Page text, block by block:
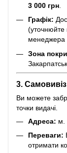
3 000 грн
Графік:
(уточнюйте
менеджера
Зона
3.
Ви можете
точки видачі.
Адреса: м.
Переваги:
отримати